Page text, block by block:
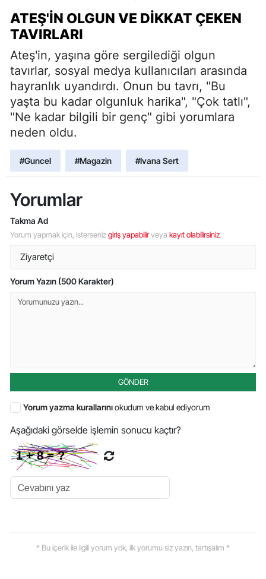
ATEŞ'IN OLGUN VE DIKKAT ÇEKEN
TAVIRLARI
Ateş'in, yaşına göre sergilediği olgun
tavırlar, sosyal medya kullanıcıları arasında
hayranlık uyandırdı. Onun bu tavrı, "Bu
yaşta bu kadar olgunluk harika", "Çok tatlı",
"Ne kadar bilgili bir genç" gibi yorumlara
neden oldu.
#Guncel #Magazin #Ivana Sert
Yorumlar
Takma Ad
Yorum yapmak için, istersenizgiriş yapabilirveya kayıt olabilirsiniz.
Yorum Yazın (500 Karakter)
GÖNDER
Yorum yazma kurallarınıokudum ve kabul ediyorum
Aşağıdaki görselde işlemin sonucu kaçtır?
* Bu içerik ile ilgili yorum yok, ilk yorumu siz yazın, tartışalım *